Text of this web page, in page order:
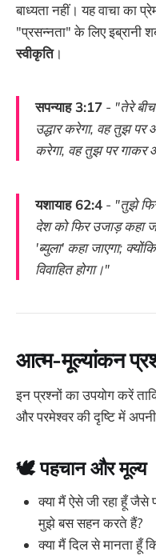
बाध्यता नहीं। यह वाचा का
"प्रसन्नता" के लिए इब्रानी
स्वीकृति।
सपन्याह 3:17 - "तेरे
उद्धार करेगा, वह तुझ
करेगा, वह तुझ पर
यशायाह 62:4 - "तुझे
देश को फिर उजाड़ कहा
'ब्युला' कहा जाएगा;
विवाहित होगा।"
आत्म-मूल्यांकन
इन प्रश्नों का उपयोग करें
और परमेश्वर की दृष्टि में
🕊️ पहचान और मूल्य
क्या मैं ऐसे जी रहा हूँ जैसे
मुझे बस सहन करते हैं?
क्या मैं दिल से मानता हूँ